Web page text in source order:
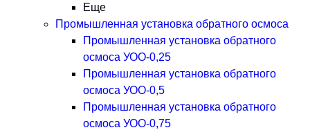
Еще
Промышленная установка обратного осмоса
Промышленная установка обратного
осмоса УОО-0,25
Промышленная установка обратного
осмоса УОО-0,5
Промышленная установка обратного
осмоса УОО-0,75